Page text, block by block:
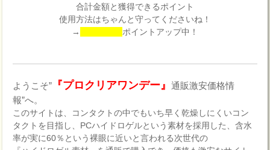
合計金額と獲得できるポイント
使用方法はちゃんと守ってくださいね！
→
ポイントアップ中！
ようこそ” 『プロクリアワンデー』通販激安価格情
報”へ。
このサイトは、コンタクトの中でもいち早く乾燥しにくいコン
タクトを目指し、PCハイドロゲルという素材を採用した、含水
率が実に60％という裸眼に近いと言われる次世代の